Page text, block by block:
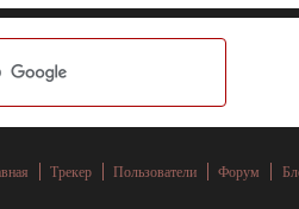
Трекер Пользователи Форум